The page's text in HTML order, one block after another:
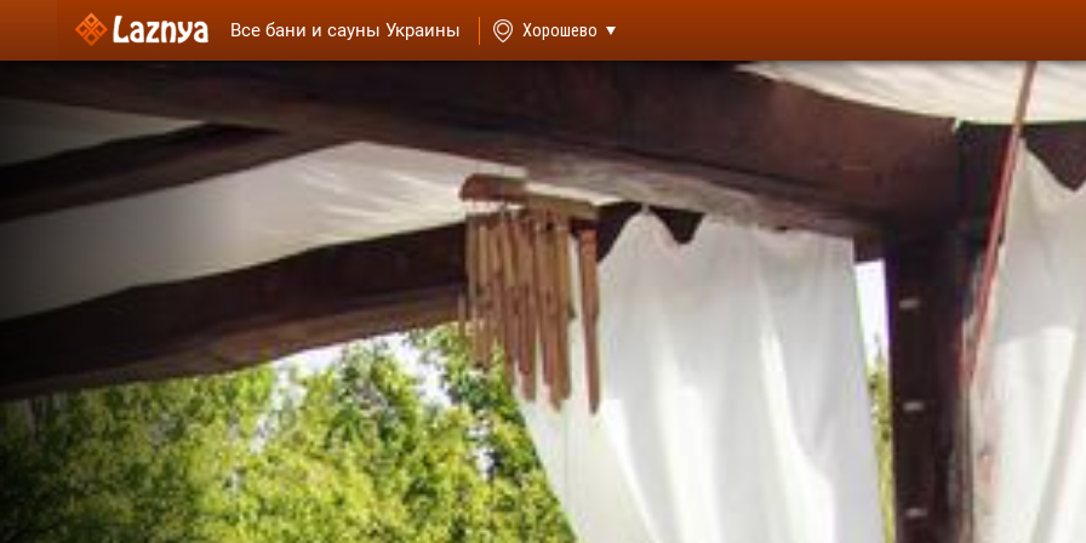
Все бани и сауны Украины Хорошево